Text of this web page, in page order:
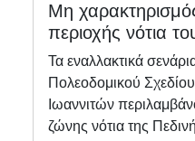
Μη
περιοχής νότια
Τα εναλλακτικά
Πολεοδομικού
Ιωαννιτών
ζώνης νότια της